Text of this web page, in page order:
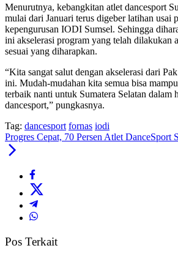
Menurutnya, kebangkitan atlet dancesport
mulai dari Januari terus digeber latihan usai
kepengurusan IODI Sumsel. Sehingga
ini akselerasi program yang telah dilakukan
sesuai yang diharapkan.
“Kita sangat salut dengan akselerasi dari
ini. Mudah-mudahan kita semua bisa
terbaik nanti untuk Sumatera Selatan dalam
dancesport,” pungkasnya.
Tag: dancesport fornas iodi
Progres Cepat, 70 Persen Atlet DanceSport
Pos Terkait